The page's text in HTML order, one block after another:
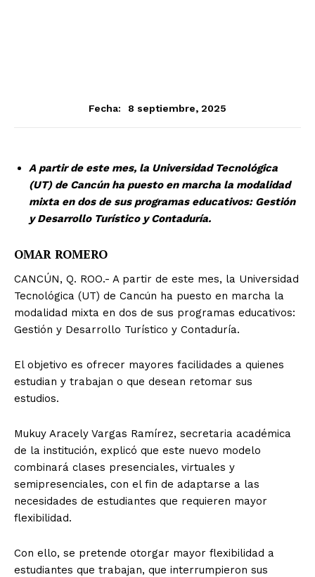
Fecha: 8 septiembre, 2025
A partir de este mes, la Universidad Tecnológica
(UT) de Cancún ha puesto en marcha la modalidad
mixta en dos de sus programas educativos: Gestión
y Desarrollo Turístico y Contaduría.
OMAR ROMERO
CANCÚN, Q. ROO.- A partir de este mes, la Universidad
Tecnológica (UT) de Cancún ha puesto en marcha la
modalidad mixta en dos de sus programas educativos:
Gestión y Desarrollo Turístico y Contaduría.
El objetivo es ofrecer mayores facilidades a quienes
estudian y trabajan o que desean retomar sus
estudios.
Mukuy Aracely Vargas Ramírez, secretaria académica
de la institución, explicó que este nuevo modelo
combinará clases presenciales, virtuales y
semipresenciales, con el fin de adaptarse a las
necesidades de estudiantes que requieren mayor
flexibilidad.
Con ello, se pretende otorgar mayor flexibilidad a
estudiantes que trabajan, que interrumpieron sus